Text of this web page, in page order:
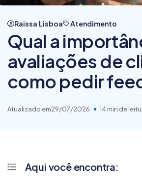
Raissa Lisboa Atendimento
Qual a
avaliações de
como pedir
Atualizado em29/07/2026 14 min de
Aqui você encontra: